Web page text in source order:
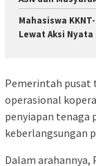
Mahasiswa
Lewat Aksi Nyata
Pemerintah pusat
operasional
penyiapan tenaga
keberlangsungan
Dalam arahannya,